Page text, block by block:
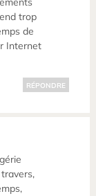
trop
de
Internet
RÉPONDRE